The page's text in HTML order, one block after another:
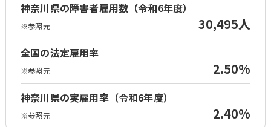
神奈川県の障害者雇用数（令和6年度）
※参照元 30,495人
全国の法定雇用率
※参照元 2.50%
神奈川県の実雇用率（令和6年度）
※参照元 2.40%